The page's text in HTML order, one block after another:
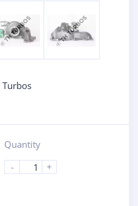
Turbos
Quantity
-
+